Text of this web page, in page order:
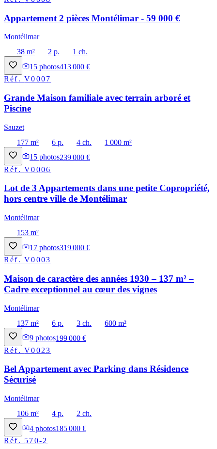
Appartement 2 pièces Montélimar - 59 000 €
Montélimar
38 m²
2 p.
1 ch.
15 photos413 000 €
Réf.V0007
Grande Maison familiale avec terrain arboré et
Piscine
Sauzet
177 m²
6 p. 4 ch.
1 000 m²
15 photos239 000 €
Réf.V0006
Lot de 3 Appartements dans une petite Copropriété,
hors centre ville de Montélimar
Montélimar
153 m²
17 photos319 000 €
Réf.V0003
Maison de caractère des années 1930 – 137 m² –
Cadre exceptionnel au cœur des vignes
Montélimar
137 m²
6 p. 3 ch.
600 m²
9 photos199 000 €
Réf.V0023
Bel Appartement avec Parking dans Résidence
Sécurisé
Montélimar
106 m²
4 p.
2 ch.
4 photos185 000 €
Réf. 570-2